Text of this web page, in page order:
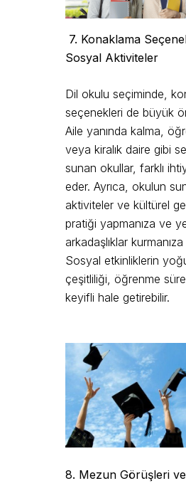
7. Konaklama
Sosyal Aktiviteler
Dil okulu seçiminde,
seçenekleri de büyük
Aile yanında kalma,
veya kiralık daire gibi
sunan okullar, farklı
eder. Ayrıca, okulun
aktiviteler ve kültürel
pratiği yapmanıza ve
arkadaşlıklar
Sosyal etkinliklerin
çeşitliliği, öğrenme
keyifli hale getirebilir.
8. Mezun Görüşleri